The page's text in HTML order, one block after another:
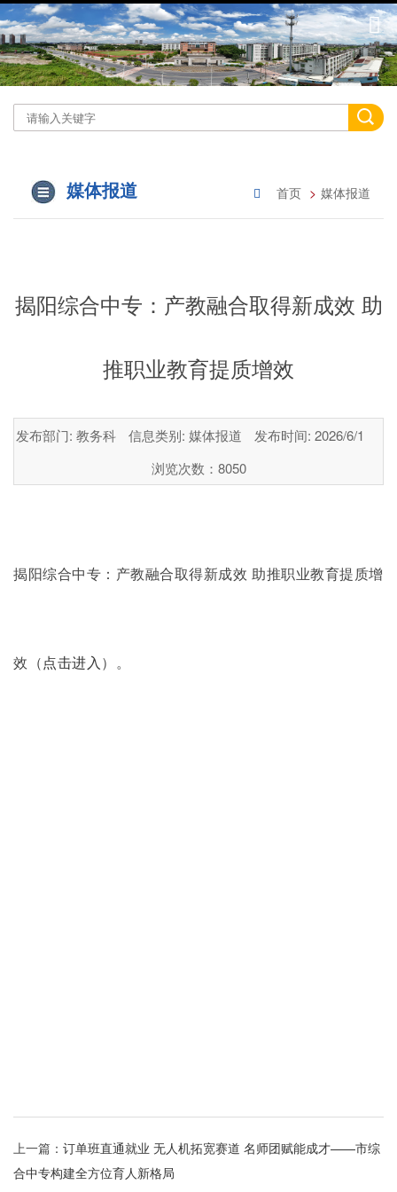
媒体报道 首页 媒体报道
揭阳综合中专：产教融合取得新成效 助
推职业教育提质增效
发布部门: 教务科 信息类别: 媒体报道
发布时间: 2026/6/1
浏览次数： 8050
揭阳综合中专：产教融合取得新成效 助推职业教育提质增
效 （ 点击进入 ）。
上一篇： 订单班直通就业 无人机拓宽赛道 名师团赋能成才——市综
合中专构建全方位育人新格局